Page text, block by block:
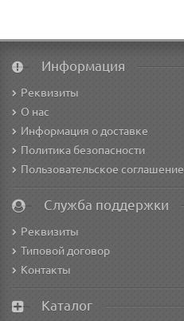
Информация
Реквизиты
О нас
Информация о доставке
Политика безопасности
Пользовательское соглашение
Служба поддержки
Реквизиты
Типовой договор
Контакты
Каталог